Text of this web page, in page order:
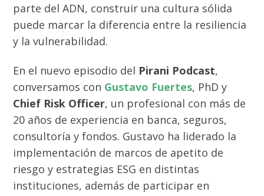
parte del ADN, construir una cultura sólida
puede marcar la diferencia entre la resiliencia
y la vulnerabilidad.
En el nuevo episodio del Pirani Podcast,
conversamos con Gustavo Fuertes, PhD y
Chief Risk Officer, un profesional con más de
20 años de experiencia en banca, seguros,
consultoría y fondos. Gustavo ha liderado la
implementación de marcos de apetito de
riesgo y estrategias ESG en distintas
instituciones, además de participar en